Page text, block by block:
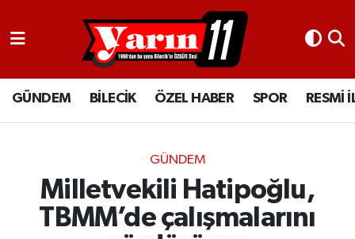
GÜNDEM BİLECİK ÖZEL HABER SPOR RESMİ
GÜNDEM
Milletvekili Hatipoğlu,
TBMM’de çalışmalarını
GÜNDEM
BİLECİK
SPOR
RESMİ İLANLAR
Bilecik Nöbetçi Eczaneler
Bilecik Hava Durumu
Bilecik Trafik Yoğunluk Haritası
Süper Lig Puan Durumu ve Fikstür